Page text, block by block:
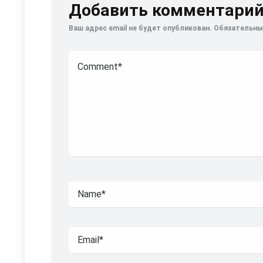
Добавить комментарий
Ваш адрес email не будет опубликован.